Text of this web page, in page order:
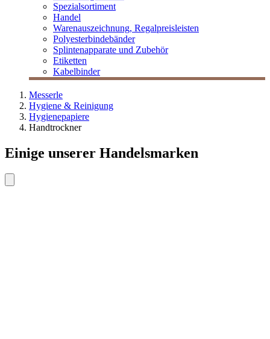
Spezialsortiment
Handel
Warenauszeichnung, Regalpreisleisten
Polyesterbindebänder
Splintenapparate und Zubehör
Etiketten
Kabelbinder
Messerle
Hygiene & Reinigung
Hygienepapiere
Handtrockner
Einige unserer Handelsmarken